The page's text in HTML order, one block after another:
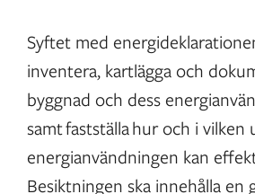
Syftet med
inventera, kartlägga och
byggnad och dess
samt fastställa hur och i vilken
energianvändningen kan
Besiktningen ska innehålla en